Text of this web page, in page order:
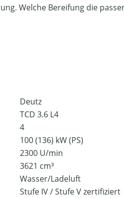
Welche Bereifung die
Deutz
TCD 3.6 L4
4
100 (136) kW (PS)
2300 U/min
3621 cm³
Wasser/Ladeluft
Stufe IV / Stufe V zertifiziert